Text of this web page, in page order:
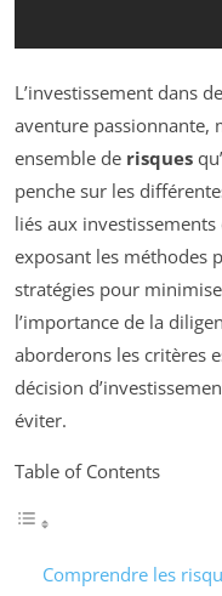
L’investissement dans
aventure passionnante,
ensemble de risques
penche sur les
liés aux
exposant les méthodes
stratégies pour
l’importance de la
aborderons les critères
décision
éviter.
Table of Contents
Comprendre les